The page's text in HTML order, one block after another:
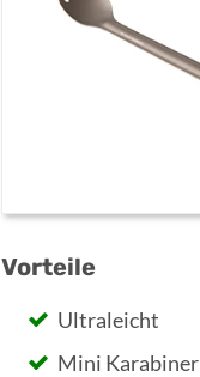
Vorteile
Ultraleicht
Mini Karabiner